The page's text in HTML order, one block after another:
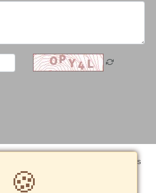
Peisa SAC
- Todos los derechos
reservados
|
🍪